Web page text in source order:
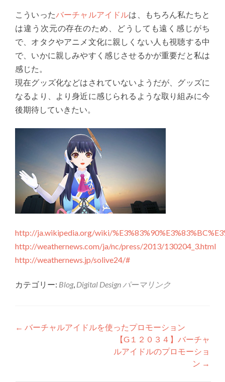
こういったバーチャルアイドルは、もちろん私たちと
は違う次元の存在のため、どうしても遠く感じがち
で、オタクやアニメ文化に親しくない人も視聴する中
で、いかに親しみやすく感じさせるかが重要だと私は
感じた。
現在グッズ化などはされていないようだが、グッズに
なるより、より身近に感じられるような取り組みに今
後期待していきたい。
http://ja.wikipedia.org/wiki/
http://weathernews.com/ja/nc/press/2013/130204_3.html
http://weathernews.jp/solive24/#
カテゴリー: Blog, Digital Design パーマリンク
投稿ナビゲーション
← バーチャルアイドルを使ったプロモーション
【G１２０３４】バーチャ
ルアイドルのプロモーショ
ン →